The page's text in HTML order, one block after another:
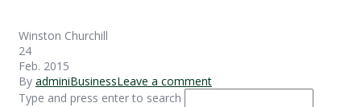
Winston Churchill
24
Feb. 2015
By adminiBusinessLeave a comment
Type and press enter to search